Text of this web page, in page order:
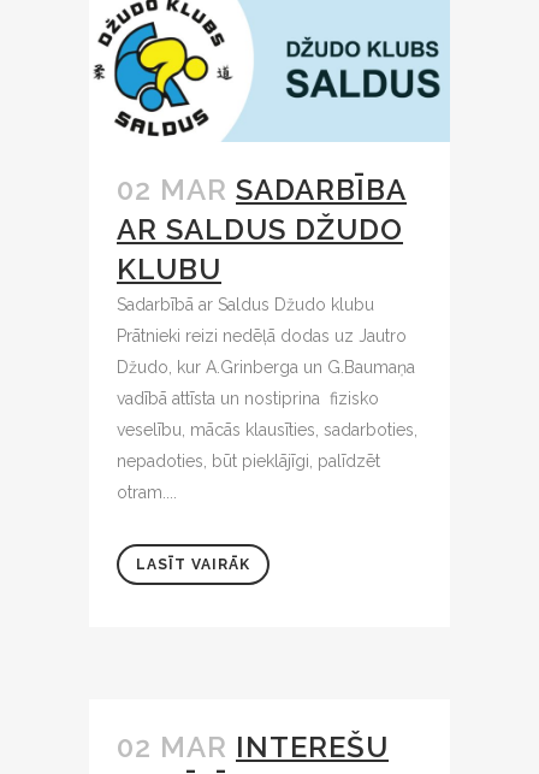
02 MAR SADARBĪBA
AR SALDUS DŽUDO
KLUBU
Sadarbībā ar Saldus Džudo klubu
Prātnieki reizi nedēļā dodas uz Jautro
Džudo, kur A.Grinberga un G.Baumaņa
vadībā attīsta un nostiprina fizisko
veselību, mācās klausīties, sadarboties,
nepadoties, būt pieklājīgi, palīdzēt
otram....
LASĪT VAIRĀK
02 MAR INTEREŠU